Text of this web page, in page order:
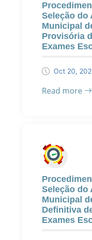
Seleção do
Municipal
Provisória
Exames
Oct 20,
Read more
Seleção do
Municipal
Definitiva
Exames